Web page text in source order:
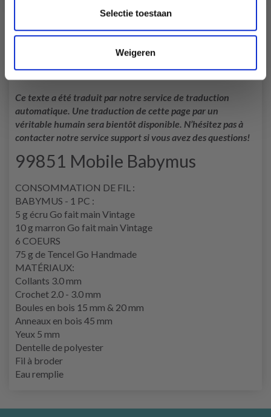
Selectie toestaan
Weigeren
Alles toevoegen aan winkelwagen( EUR 34.20)
Ce texte a été traduit par notre service de traduction
automatique. Une traduction de cette page par un
véritable humain sera bientôt disponible. N’hésitez pas à
contacter notre service support si vous avez des questions!
99851 Mobile Babymus
CONSOMMATION DE FIL :
BABYMUS - 1 PC :
5 g écru Go fait main Vintage
10 g marron Go fait main Vintage
6 COEURS
75 g de Tencel Go Handmade
MATÉRIAUX:
Collants 3.0 mm
Crochet 2.0 - 3.0 mm
Boules en bois 15 mm & 20 mm
Anneaux en bois 45 mm
Yeux 5 mm
Dentelle de polyester
Fil à broder
Eau remplie